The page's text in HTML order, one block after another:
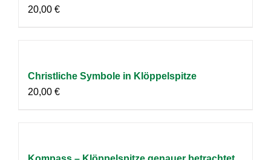
20,00 €
Christliche Symbole in Klöppelspitze
20,00 €